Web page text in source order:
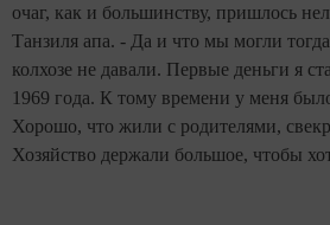
очаг, как и большинству, пришлось
Танзиля апа. - Да и что мы могли
колхозе не давали. Первые деньги я
1969 года. К тому времени у меня
Хорошо, что жили с родителями,
Хозяйство держали большое, чтобы